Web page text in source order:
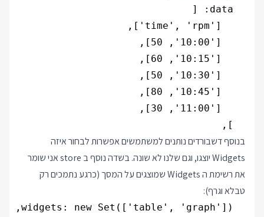
  ],
בנוסף דשבורדים נותנים למשתמשים אפשרות לבחור איזה
Widgets יוצגו, וגם שלנו לא שונה. בשדה נוסף ב store אני שומר
את רשימת ה Widgets שמוצגים על המסך (כרגע נתמכים רק
טבלא וגרף):